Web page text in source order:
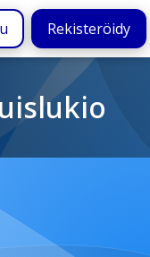
Rekisteröidy